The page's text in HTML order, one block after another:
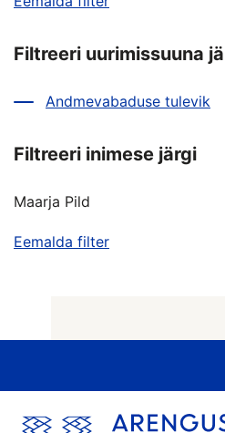
Filtreeri uurimissuuna
Andmevabaduse tulevik
Filtreeri inimese järgi
Maarja Pild
Eemalda filter